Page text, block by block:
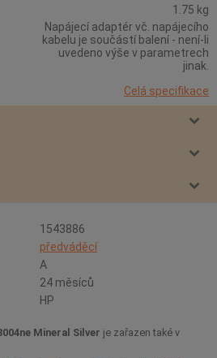
1.75 kg
Napájecí adaptér vč. napájecího
kabelu je součástí balení - není-li
uvedeno výše v parametrech
jinak.
Celá specifikace
1543886
předváděcí
A
24 měsíců
HP
Mineral Silver je zařazen také v